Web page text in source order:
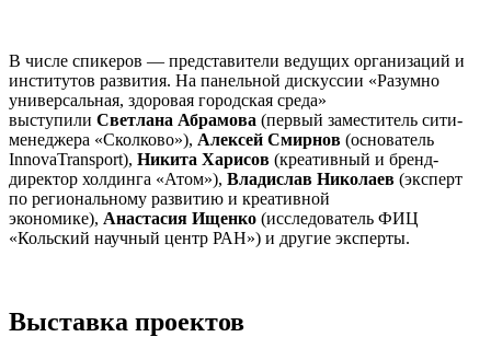
В числе спикеров — представители ведущих организаций и
институтов развития. На панельной дискуссии «Разумно
универсальная, здоровая городская среда»
выступили Светлана Абрамова (первый заместитель сити-
менеджера «Сколково»), Алексей Смирнов (основатель
InnovaTransport), Никита Харисов (креативный и бренд-
директор холдинга «Атом»), Владислав Николаев (эксперт
по региональному развитию и креативной
экономике), Анастасия Ищенко (исследователь ФИЦ
«Кольский научный центр РАН») и другие эксперты.
Выставка проектов